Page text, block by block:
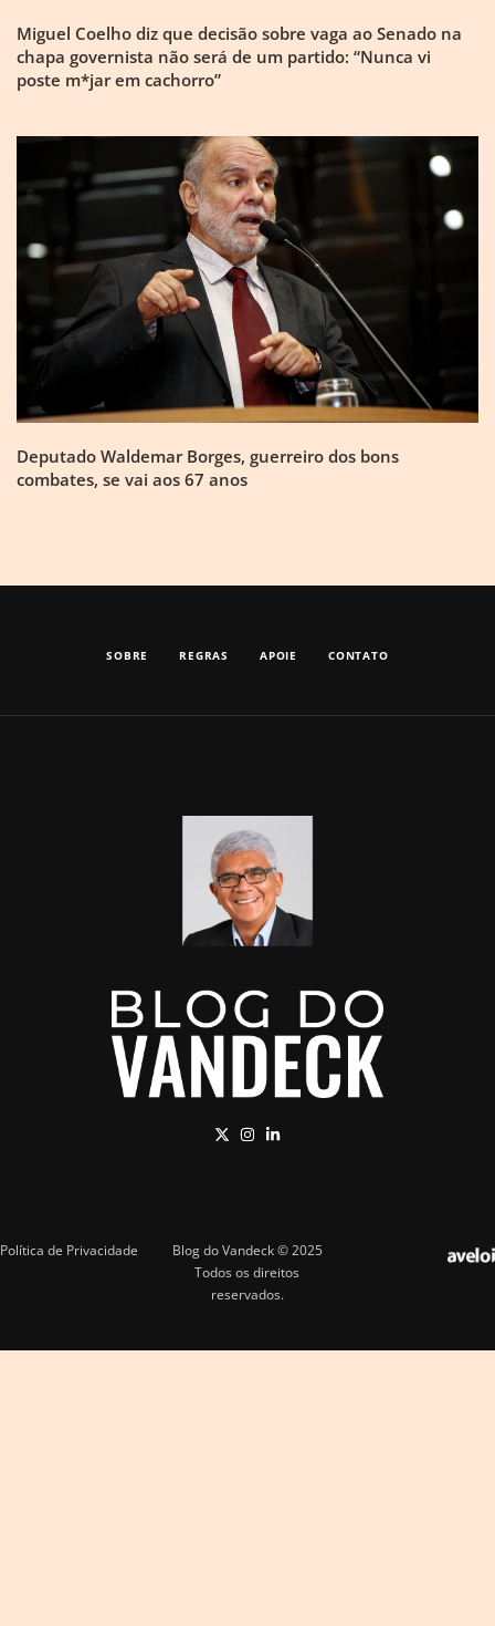
Miguel Coelho diz que decisão sobre vaga ao Senado na
chapa governista não será de um partido: “Nunca vi
poste m*jar em cachorro”
Deputado Waldemar Borges, guerreiro dos bons
combates, se vai aos 67 anos
SOBRE REGRAS APOIE CONTATO
Política de Privacidade
Blog do Vandeck © 2025
Todos os direitos
reservados.